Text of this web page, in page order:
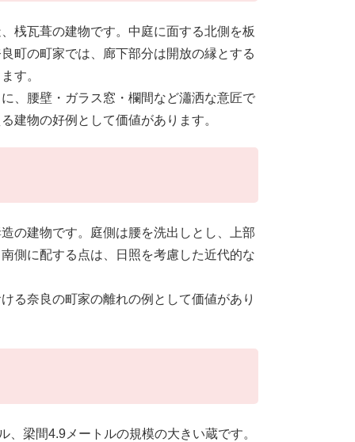
瓦葺の建物です。中庭に面する北側を板
町の町家では、廊下部分は開放の縁とする
す。
、腰壁・ガラス窓・欄間など瀟洒な意匠で
建物の好例として価値があります。
の建物です。庭側は腰を洗出しとし、上部
側に配する点は、日照を考慮した近代的な
奈良の町家の離れの例として価値があり
梁間4.9メートルの規模の大きい蔵です。